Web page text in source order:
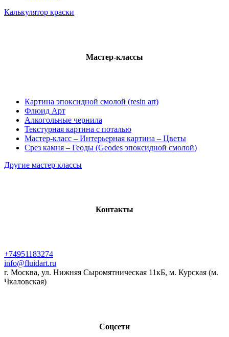
Калькулятор краски
Мастер-классы
Картина эпоксидной смолой (resin art)
Флюид Арт
Алкогольные чернила
Текстурная картина с поталью
Мастер-класс – Интерьерная картина – Цветы
Срез камня – Геоды (Geodes эпоксидной смолой)
Другие мастер классы
Контакты
+74951183274
info@fluidart.ru
г. Москва, ул. Нижняя Сыромятническая 11кБ, м. Курская (м.
Чкаловская)
Соцсети